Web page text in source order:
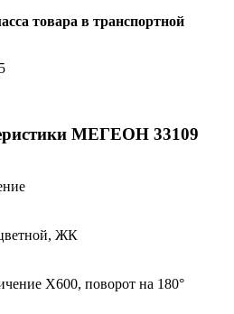
товара в транспортной
МЕГЕОН 33109
ЖК
Х600, поворот на 180°